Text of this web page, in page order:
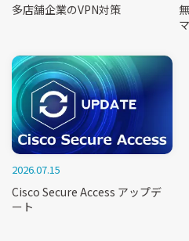
多店舗企業のVPN対策
2026.07.15
Cisco Secure Access アップデ
ート